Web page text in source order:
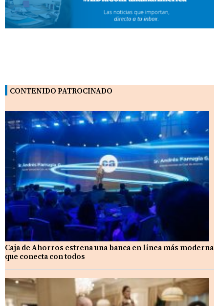
CONTENIDO PATROCINADO
Caja de Ahorros estrena una banca en línea más moderna
que conecta con todos